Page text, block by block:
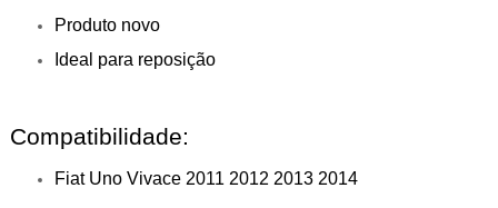
Produto novo
Ideal para reposição
Compatibilidade:
Fiat Uno Vivace 2011 2012 2013 2014